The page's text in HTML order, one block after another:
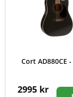
Cort AD880CE
2995 kr